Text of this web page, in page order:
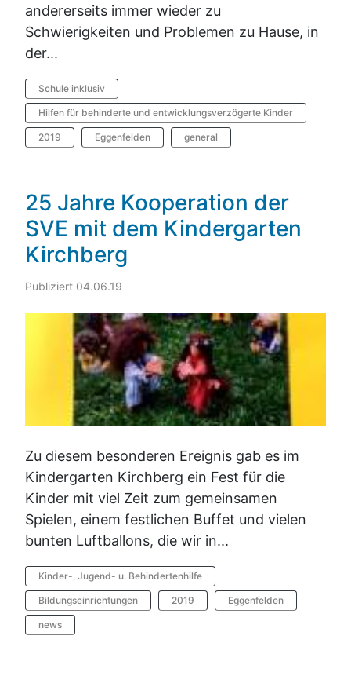
andererseits immer wieder zu
Schwierigkeiten und Problemen zu Hause, in
der...
Schule inklusiv
Hilfen für behinderte und entwicklungsverzögerte Kinder
2019 Eggenfelden general
25 Jahre Kooperation der
SVE mit dem Kindergarten
Kirchberg
Publiziert 04.06.19
Zu diesem besonderen Ereignis gab es im
Kindergarten Kirchberg ein Fest für die
Kinder mit viel Zeit zum gemeinsamen
Spielen, einem festlichen Buffet und vielen
bunten Luftballons, die wir in...
Kinder-, Jugend- u. Behindertenhilfe
Bildungseinrichtungen 2019 Eggenfelden
news